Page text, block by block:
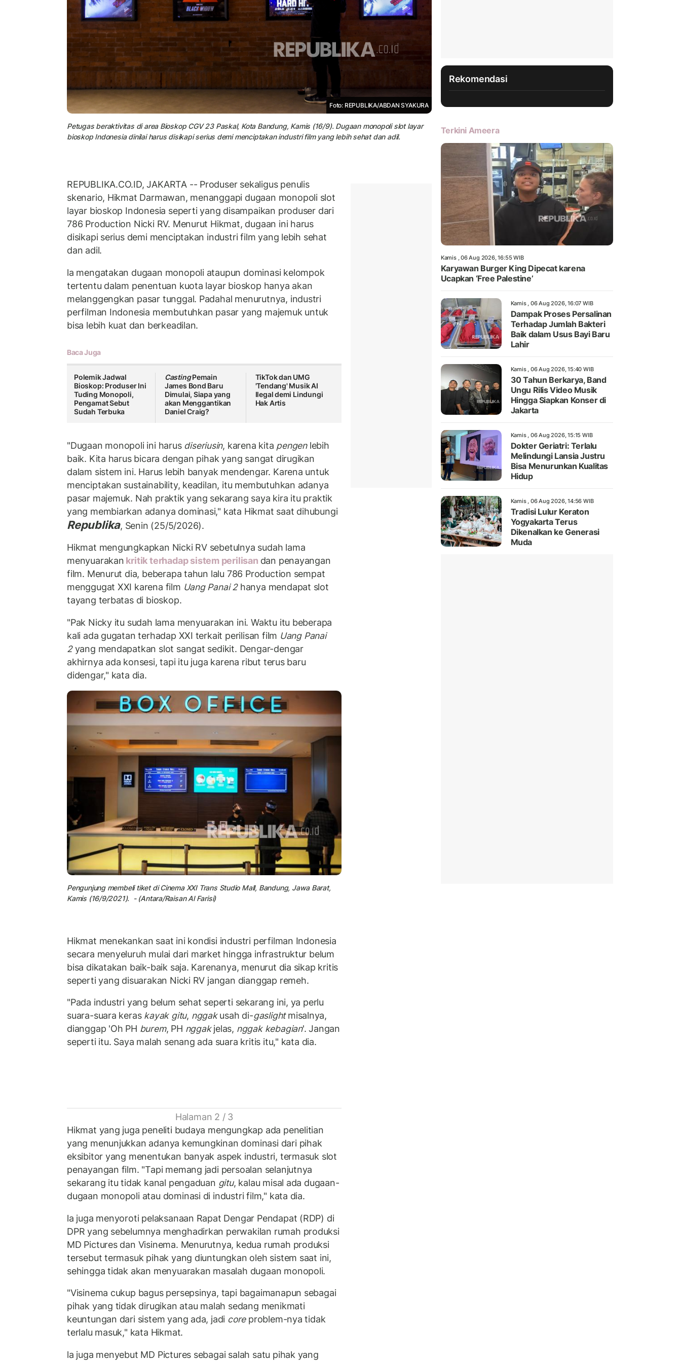
Foto: REPUBLIKA/ABDAN SYAKURA
Petugas beraktivitas di area Bioskop CGV 23 Paskal, Kota Bandung, Kamis (16/9). Dugaan monopoli slot layar
bioskop Indonesia dinilai harus disikapi serius demi menciptakan industri film yang lebih sehat dan adil.
REPUBLIKA.CO.ID, JAKARTA -- Produser sekaligus penulis
skenario, Hikmat Darmawan, menanggapi dugaan monopoli slot
layar bioskop Indonesia seperti yang disampaikan produser dari
786 Production Nicki RV. Menurut Hikmat, dugaan ini harus
disikapi serius demi menciptakan industri film yang lebih sehat
dan adil.
la mengatakan dugaan monopoli ataupun dominasi kelompok
tertentu dalam penentuan kuota layar bioskop hanya akan
melanggengkan pasar tunggal. Padahal menurutnya, industri
perfilman Indonesia membutuhkan pasar yang majemuk untuk
bisa lebih kuat dan berkeadilan.
Baca Juga
Polemik Jadwal
Bioskop: Produser Ini
Tuding Monopoli,
Pengamat Sebut
Sudah Terbuka
CastingPemain
James Bond Baru
Dimulai, Siapa yang
akan Menggantikan
Daniel Craig?
TikTok dan UMG
'Tendang' Musik AI
Ilegal demi Lindungi
Hak Artis
"Dugaan monopoli ini harus diseriusin, karena kita pengenlebih
baik. Kita harus bicara dengan pihak yang sangat dirugikan
dalam sistem ini. Harus lebih banyak mendengar. Karena untuk
menciptakan sustainability, keadilan, itu membutuhkan adanya
pasar majemuk. Nah praktik yang sekarang saya kira itu praktik
yang membiarkan adanya dominasi," kata Hikmat saat dihubungi
Republika, Senin (25/5/2026).
Hikmat mengungkapkan Nicki RV sebetulnya sudah lama
menyuarakan kritik terhadap sistem perilisan dan penayangan
film. Menurut dia, beberapa tahun lalu 786 Production sempat
menggugat XXI karena film Uang Panai 2hanya mendapat slot
tayang terbatas di bioskop.
"Pak Nicky itu sudah lama menyuarakan ini. Waktu itu beberapa
kali ada gugatan terhadap XXI terkait perilisan film Uang Panai
2yang mendapatkan slot sangat sedikit. Dengar-dengar
akhirnya ada konsesi, tapi itu juga karena ribut terus baru
didengar," kata dia.
Pengunjung membeli tiket di Cinema XXI Trans Studio Mall, Bandung, Jawa Barat,
Kamis (16/9/2021). - (Antara/Raisan Al Farisi)
Hikmat menekankan saat ini kondisi industri perfilman Indonesia
secara menyeluruh mulai dari market hingga infrastruktur belum
bisa dikatakan baik-baik saja. Karenanya, menurut dia sikap kritis
seperti yang disuarakan Nicki RV jangan dianggap remeh.
"Pada industri yang belum sehat seperti sekarang ini, ya perlu
suara-suara keraskayak gitu, nggakusah di-gaslightmisalnya,
dianggap 'Oh PH burem, PH nggakjelas, nggak kebagian'. Jangan
seperti itu. Saya malah senang ada suara kritis itu," kata dia.
Halaman 2 / 3
Hikmat yang juga peneliti budaya mengungkap ada penelitian
yang menunjukkan adanya kemungkinan dominasi dari pihak
eksibitor yang menentukan banyak aspek industri, termasuk slot
penayangan film. "Tapi memang jadi persoalan selanjutnya
sekarang itu tidak kanal pengaduan gitu, kalau misal ada dugaan-
dugaan monopoli atau dominasi di industri film," kata dia.
la juga menyoroti pelaksanaan Rapat Dengar Pendapat (RDP) di
DPR yang sebelumnya menghadirkan perwakilan rumah produksi
MD Pictures dan Visinema. Menurutnya, kedua rumah produksi
tersebut termasuk pihak yang diuntungkan oleh sistem saat ini,
sehingga tidak akan menyuarakan masalah dugaan monopoli.
"Visinema cukup bagus persepsinya, tapi bagaimanapun sebagai
pihak yang tidak dirugikan atau malah sedang menikmati
keuntungan dari sistem yang ada, jadi coreproblem-nya tidak
terlalu masuk," kata Hikmat.
la juga menyebut MD Pictures sebagai salah satu pihak yang
Rekomendasi
Terkini Ameera
Kamis , 06 Aug 2026, 16:55 WIB
Karyawan Burger King Dipecat karena
Ucapkan ‘Free Palestine’
Kamis , 06 Aug 2026, 16:07 WIB
Dampak Proses Persalinan
Terhadap Jumlah Bakteri
Baik dalam Usus Bayi Baru
Lahir
Kamis , 06 Aug 2026, 15:40 WIB
30 Tahun Berkarya, Band
Ungu Rilis Video Musik
Hingga Siapkan Konser di
Jakarta
Kamis , 06 Aug 2026, 15:15 WIB
Dokter Geriatri: Terlalu
Melindungi Lansia Justru
Bisa Menurunkan Kualitas
Hidup
Kamis , 06 Aug 2026, 14:56 WIB
Tradisi Lulur Keraton
Yogyakarta Terus
Dikenalkan ke Generasi
Muda